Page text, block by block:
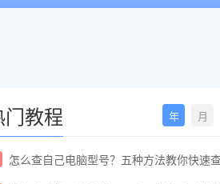
门教程 年 月
怎么查自己电脑型号？五种方法教你快速